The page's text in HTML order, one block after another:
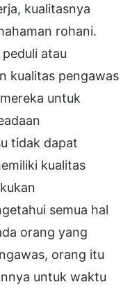
kualitasnya
rohani.
atau
kualitas pengawas
untuk
tidak dapat
kualitas
semua hal
orang yang
orang itu
untuk waktu